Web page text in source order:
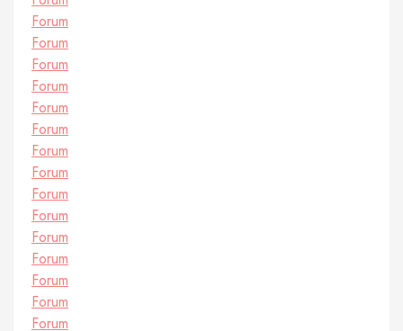
Forum
Forum
Forum
Forum
Forum
Forum
Forum
Forum
Forum
Forum
Forum
Forum
Forum
Forum
Forum